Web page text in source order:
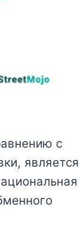
с
является